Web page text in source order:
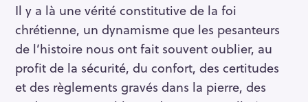
Il y a là une vérité constitutive de la foi
chrétienne, un dynamisme que les pesanteurs
de l’histoire nous ont fait souvent oublier, au
profit de la sécurité, du confort, des certitudes
et des règlements gravés dans la pierre, des